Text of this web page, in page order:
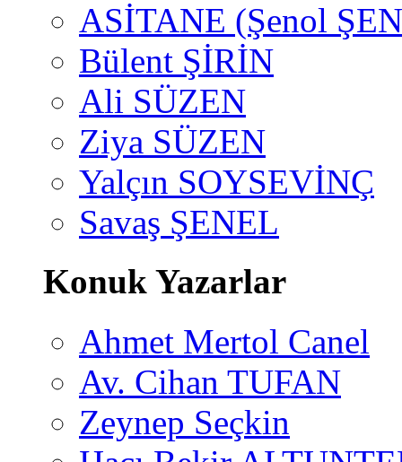
ASİTANE (Şenol
Bülent ŞİRİN
Ali SÜZEN
Ziya SÜZEN
Yalçın SOYSEVİNÇ
Savaş ŞENEL
Konuk Yazarlar
Ahmet Mertol Canel
Av. Cihan TUFAN
Zeynep Seçkin